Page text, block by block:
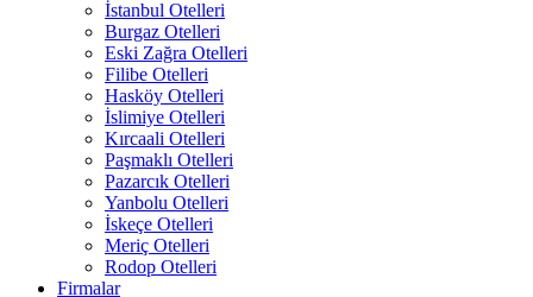
İstanbul Otelleri
Burgaz Otelleri
Eski Zağra Otelleri
Filibe Otelleri
Hasköy Otelleri
İslimiye Otelleri
Kırcaali Otelleri
Paşmaklı Otelleri
Pazarcık Otelleri
Yanbolu Otelleri
İskeçe Otelleri
Meriç Otelleri
Rodop Otelleri
Firmalar